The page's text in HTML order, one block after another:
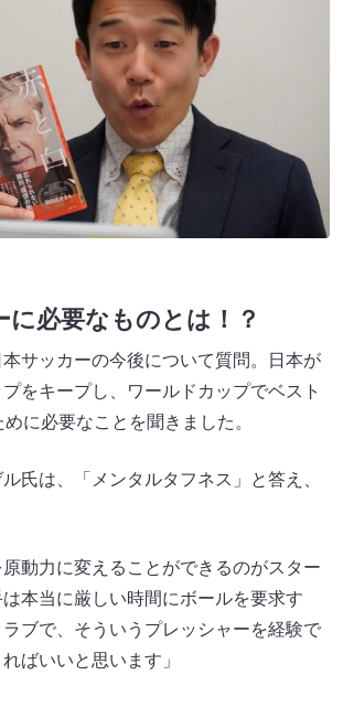
に必要なものとは！？
サッカーの今後について質問。日本が
をキープし、ワールドカップでベスト
に必要なことを聞きました。
氏は、「メンタルタフネス」と答え、
原動力に変えることができるのがスター
本当に厳しい時間にボールを要求す
ブで、そういうプレッシャーを経験で
ばいいと思います」